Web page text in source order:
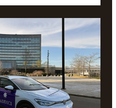
och jobbar med
tekniska
marknaden.